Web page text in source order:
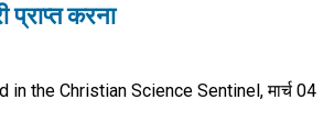
प्राप्त करना
the Christian Science Sentinel, मार्च 04